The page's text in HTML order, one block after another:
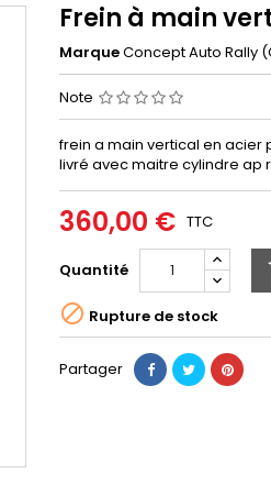
Frein à main
MarqueConcept Auto Rally
Note
frein a main vertical en
livré avec maitre cylindre ap
360,00 € TTC
Quantité
 Rupture de stock
Partager